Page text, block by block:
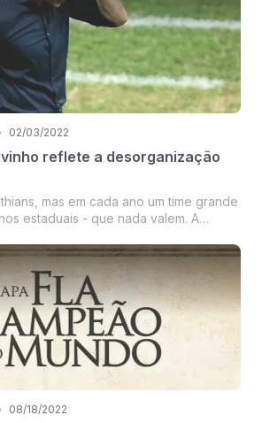
02/03/2022
reflete a desorganização
mas em cada ano um time grande
estaduais - que nada valem. A
um problema conjuntural que vai
08/18/2022